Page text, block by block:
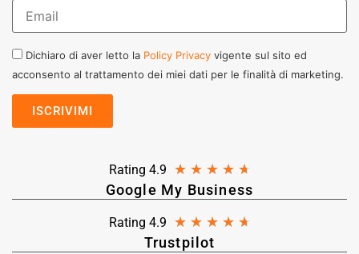
Dichiaro di aver letto la Policy Privacy vigente sul sito ed
acconsento al trattamento dei miei dati per le finalità di marketing.
Rating 4.9 ★ ★ ★ ★ ★
Google My Business
Rating 4.9 ★ ★ ★ ★ ★
Trustpilot